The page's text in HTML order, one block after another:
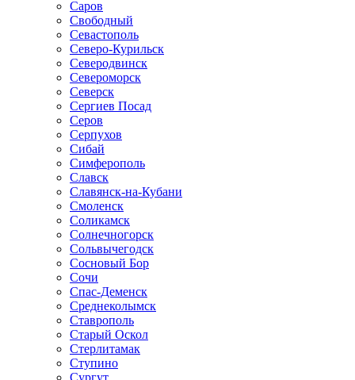
Саров
Свободный
Севастополь
Северо-Курильск
Северодвинск
Североморск
Северск
Сергиев Посад
Серов
Серпухов
Сибай
Симферополь
Славск
Славянск-на-Кубани
Смоленск
Соликамск
Солнечногорск
Сольвычегодск
Сосновый Бор
Сочи
Спас-Деменск
Среднеколымск
Ставрополь
Старый Оскол
Стерлитамак
Ступино
Сургут